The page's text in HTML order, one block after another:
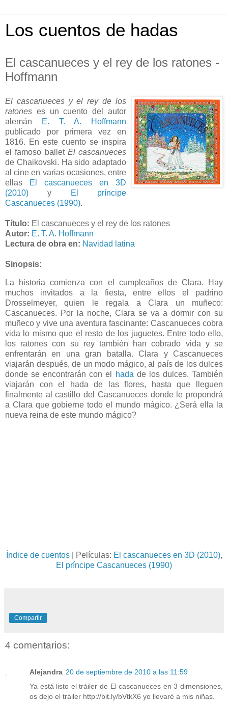
Los cuentos de hadas
El cascanueces y el rey de los ratones -
Hoffmann
El cascanueces y el rey de los
ratones es un cuento del autor
alemán
E. T. A. Hoffmann
publicado por primera vez en
1816. En este cuento se inspira
el famoso ballet El cascanueces
de Chaikovski. Ha sido adaptado
al cine en varias ocasiones, entre
ellas
El cascanueces en 3D
(2010) y
El príncipe
Cascanueces (1990).
Título: El cascanueces y el rey de los ratones
Autor: E. T. A. Hoffmann
Lectura de obra en: Navidad latina
Sinopsis:
La historia comienza con el cumpleaños de Clara. Hay
muchos invitados a la fiesta, entre ellos el padrino
Drosselmeyer, quien le regala a Clara un muñeco:
Cascanueces. Por la noche, Clara se va a dormir con su
muñeco y vive una aventura fascinante: Cascanueces cobra
vida lo mismo que el resto de los juguetes. Entre todo ello,
los ratones con su rey también han cobrado vida y se
enfrentarán en una gran batalla. Clara y Cascanueces
viajarán después, de un modo mágico, al país de los dulces
donde se encontrarán con el
hada de los dulces. También
viajarán con el hada de las flores, hasta que lleguen
finalmente al castillo del Cascanueces donde le propondrá
a Clara que gobierne todo el mundo mágico. ¿Será ella la
nueva reina de este mundo mágico?
Índice de cuentos| Películas: El cascanueces en 3D (2010),
El príncipe Cascanueces (1990)
Compartir
4 comentarios:
Alejandra 20 de septiembre de 2010 a las 11:59
Ya está listo el tráiler de El cascanueces en 3 dimensiones,
os dejo el tráiler http://bit.ly/bVtkX6 yo llevaré a mis niñas.